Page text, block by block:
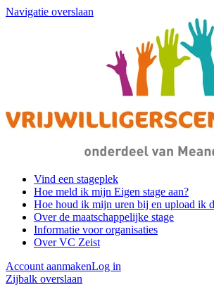
Navigatie overslaan
Vind een stageplek
Hoe meld ik mijn Eigen stage aan?
Hoe houd ik mijn uren bij en upload ik
Over de maatschappelijke stage
Informatie voor organisaties
Over VC Zeist
Account aanmakenLog in
Zijbalk overslaan